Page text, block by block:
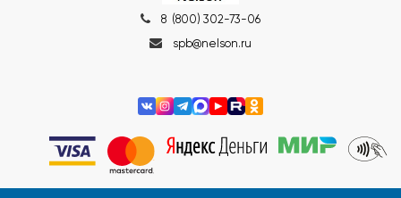
8 (800) 302-73-06
spb@nelson.ru